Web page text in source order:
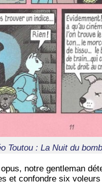
Toutou : La Nuit du
notre gentleman
et confondre six